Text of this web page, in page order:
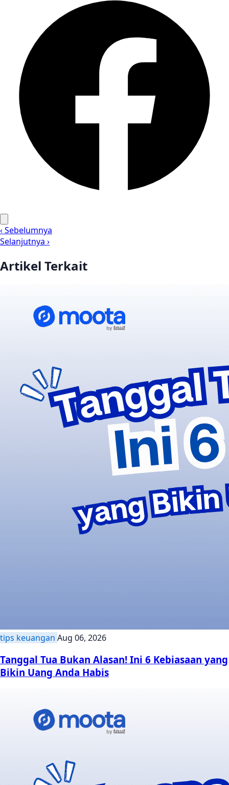
‹ Sebelumnya
Selanjutnya ›
Artikel Terkait
tips keuangan Aug 06, 2026
Tanggal Tua Bukan Alasan! Ini 6 Kebiasaan yang
Bikin Uang Anda Habis